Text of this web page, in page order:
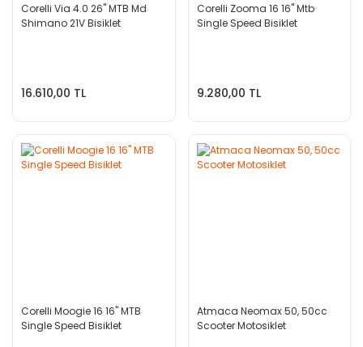
Corelli Via 4.0 26'' MTB Md
Shimano 21V Bisiklet
16.610,00 TL
Corelli Zooma 16 16'' Mtb
Single Speed Bisiklet
9.280,00 TL
Corelli Moogie 16 16'' MTB
Single Speed Bisiklet
Atmaca Neomax 50, 50cc
Scooter Motosiklet